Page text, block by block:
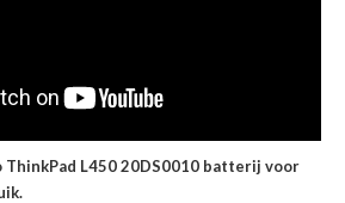
ThinkPad L450 20DS0010 batterij voor